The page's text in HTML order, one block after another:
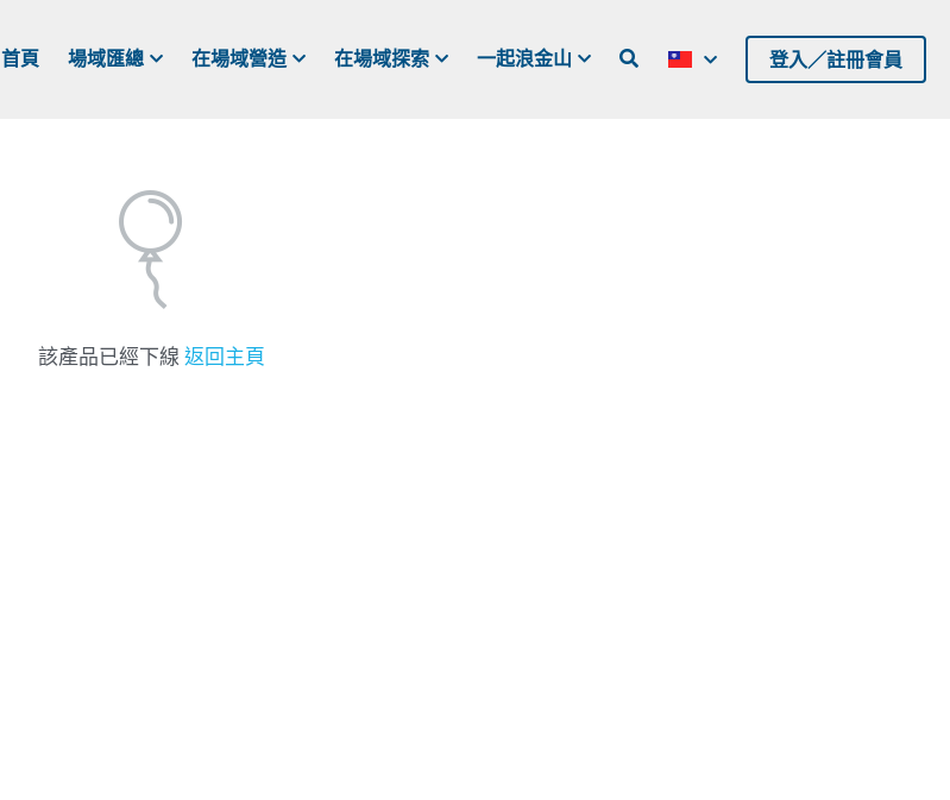
首頁 場域匯總 在場域營造 在場域探索 一起浪金山 登入／註冊會員
該產品已經下線 返回主頁